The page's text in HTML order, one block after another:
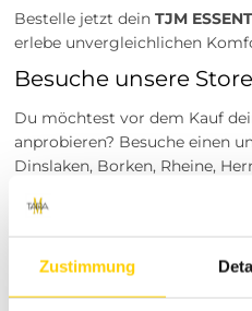
Zustimmung
Bestelle jetzt deinTJM
erlebe unvergleichlichen
Besuche unsere
Du möchtest vor dem Kauf
anprobieren? Besuche einen
Dinslaken, Borken, Rheine,
Datteln, Lüdinghausen, Marl
Modeexperten vor Ort beraten